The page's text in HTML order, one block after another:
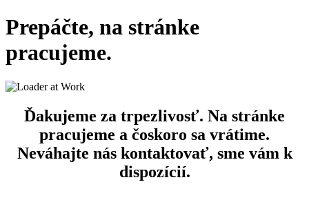
Prepáčte, na stránke
pracujeme.
Ďakujeme za trpezlivosť. Na stránke
pracujeme a čoskoro sa vrátime.
Neváhajte nás kontaktovať, sme vám k
dispozícií.